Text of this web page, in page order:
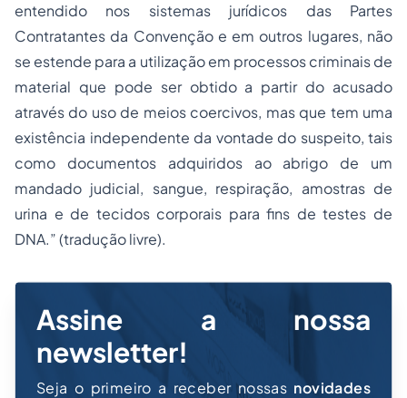
entendido nos sistemas jurídicos das Partes
Contratantes da Convenção e em outros lugares, não
se estende para a utilização em processos criminais de
material que pode ser obtido a partir do acusado
através do uso de meios coercivos, mas que tem uma
existência independente da vontade do suspeito, tais
como documentos adquiridos ao abrigo de um
mandado judicial, sangue, respiração, amostras de
urina e de tecidos corporais para fins de testes de
DNA.” (tradução livre).
Assine a nossa
newsletter!
Seja o primeiro a receber nossas novidades